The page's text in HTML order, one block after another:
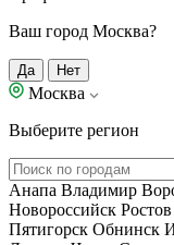
Ваш город Москва?
Да Нет
Москва
Выберите регион
Анапа Владимир
Новороссийск Ростов
Пятигорск Обнинск